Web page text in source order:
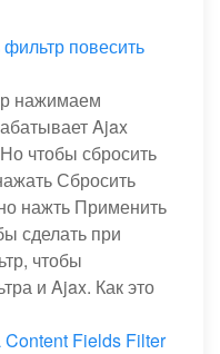
повесить
нажимаем
Ajax
чтобы сбросить
Сбросить
нажть Применить
сделать при
чтобы
и Ajax. Как это
Content Fields Filter